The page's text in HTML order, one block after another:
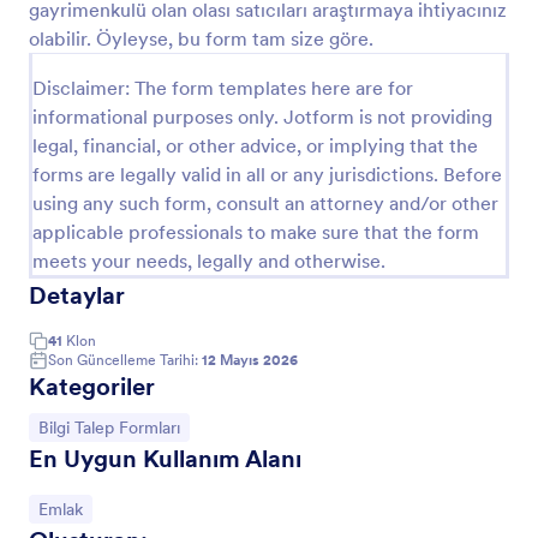
gayrimenkulü olan olası satıcıları araştırmaya ihtiyacınız
olabilir. Öyleyse, bu form tam size göre.
Disclaimer: The form templates here are for
informational purposes only. Jotform is not providing
legal, financial, or other advice, or implying that the
forms are legally valid in all or any jurisdictions. Before
using any such form, consult an attorney and/or other
applicable professionals to make sure that the form
meets your needs, legally and otherwise.
Detaylar
41 Klon
Son Güncelleme Tarihi: 12 Mayıs 2026
Kategoriler
Kategoriye git:
Bilgi Talep Formları
En Uygun Kullanım Alanı
Kategoriye git:
Emlak
Önizleme